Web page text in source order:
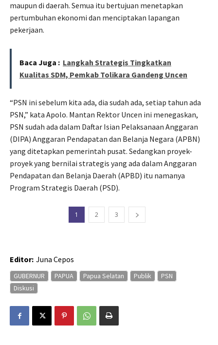
maupun di daerah. Semua itu bertujuan menetapkan
pertumbuhan ekonomi dan menciptakan lapangan
pekerjaan.
Baca Juga : Langkah Strategis Tingkatkan
Kualitas SDM, Pemkab Tolikara Gandeng Uncen
“PSN ini sebelum kita ada, dia sudah ada, setiap tahun ada
PSN,” kata Apolo. Mantan Rektor Uncen ini menegaskan,
PSN sudah ada dalam Daftar Isian Pelaksanaan Anggaran
(DIPA) Anggaran Pendapatan dan Belanja Negara (APBN)
yang ditetapkan pemerintah pusat. Sedangkan proyek-
proyek yang bernilai strategis yang ada dalam Anggaran
Pendapatan dan Belanja Daerah (APBD) itu namanya
Program Strategis Daerah (PSD).
1 2 3
Editor: Juna Cepos
GUBERNUR PAPUA Papua Selatan Publik
PSN
Diskusi